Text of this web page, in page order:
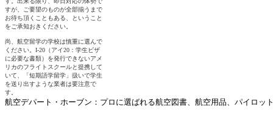
航空デパート・ホーブン：プロに選ばれる航空図書、航空用品、パイロッ